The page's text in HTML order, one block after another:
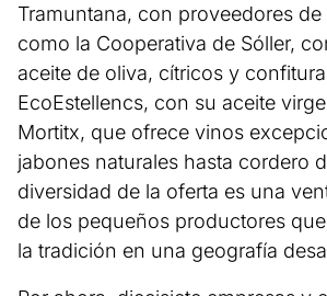
Tramuntana, con proveedores de
como la Cooperativa de Sóller,
aceite de oliva, cítricos y
EcoEstellencs, con su aceite
Mortitx, que ofrece vinos
jabones naturales hasta cordero
diversidad de la oferta es una
de los pequeños productores
la tradición en una geografía